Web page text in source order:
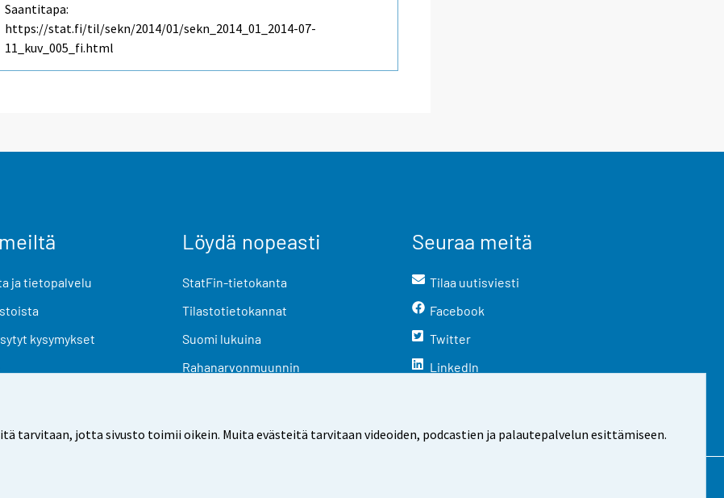
tarvitaan, jotta sivusto toimii oikein. Muita evästeitä tarvitaan videoiden, podcastien ja palautepalvelun esittämiseen.
Saantitapa:
https://stat.fi/til/sekn/2014/01/sekn_2014_01_2014-07-
11_kuv_005_fi.html
ja tietopalvelu
kysymykset
Löydä nopeasti
StatFin-tietokanta
Tilastotietokannat
Suomi lukuina
Rahanarvonmuunnin
Seuraa meitä
Tilaa uutisviesti
Facebook
Twitter
LinkedIn